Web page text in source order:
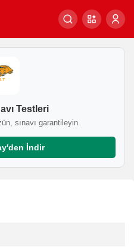
Testleri
sınavı garantileyin.
İndir